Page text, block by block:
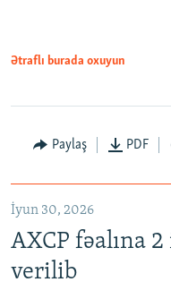
Ətraflı burada oxuyun
Paylaş PDF
İyun 30, 2026
AXCP fəalına 2
verilib